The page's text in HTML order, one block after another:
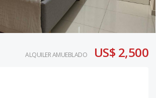
ALQUILER AMUEBLADO US$ 2,500